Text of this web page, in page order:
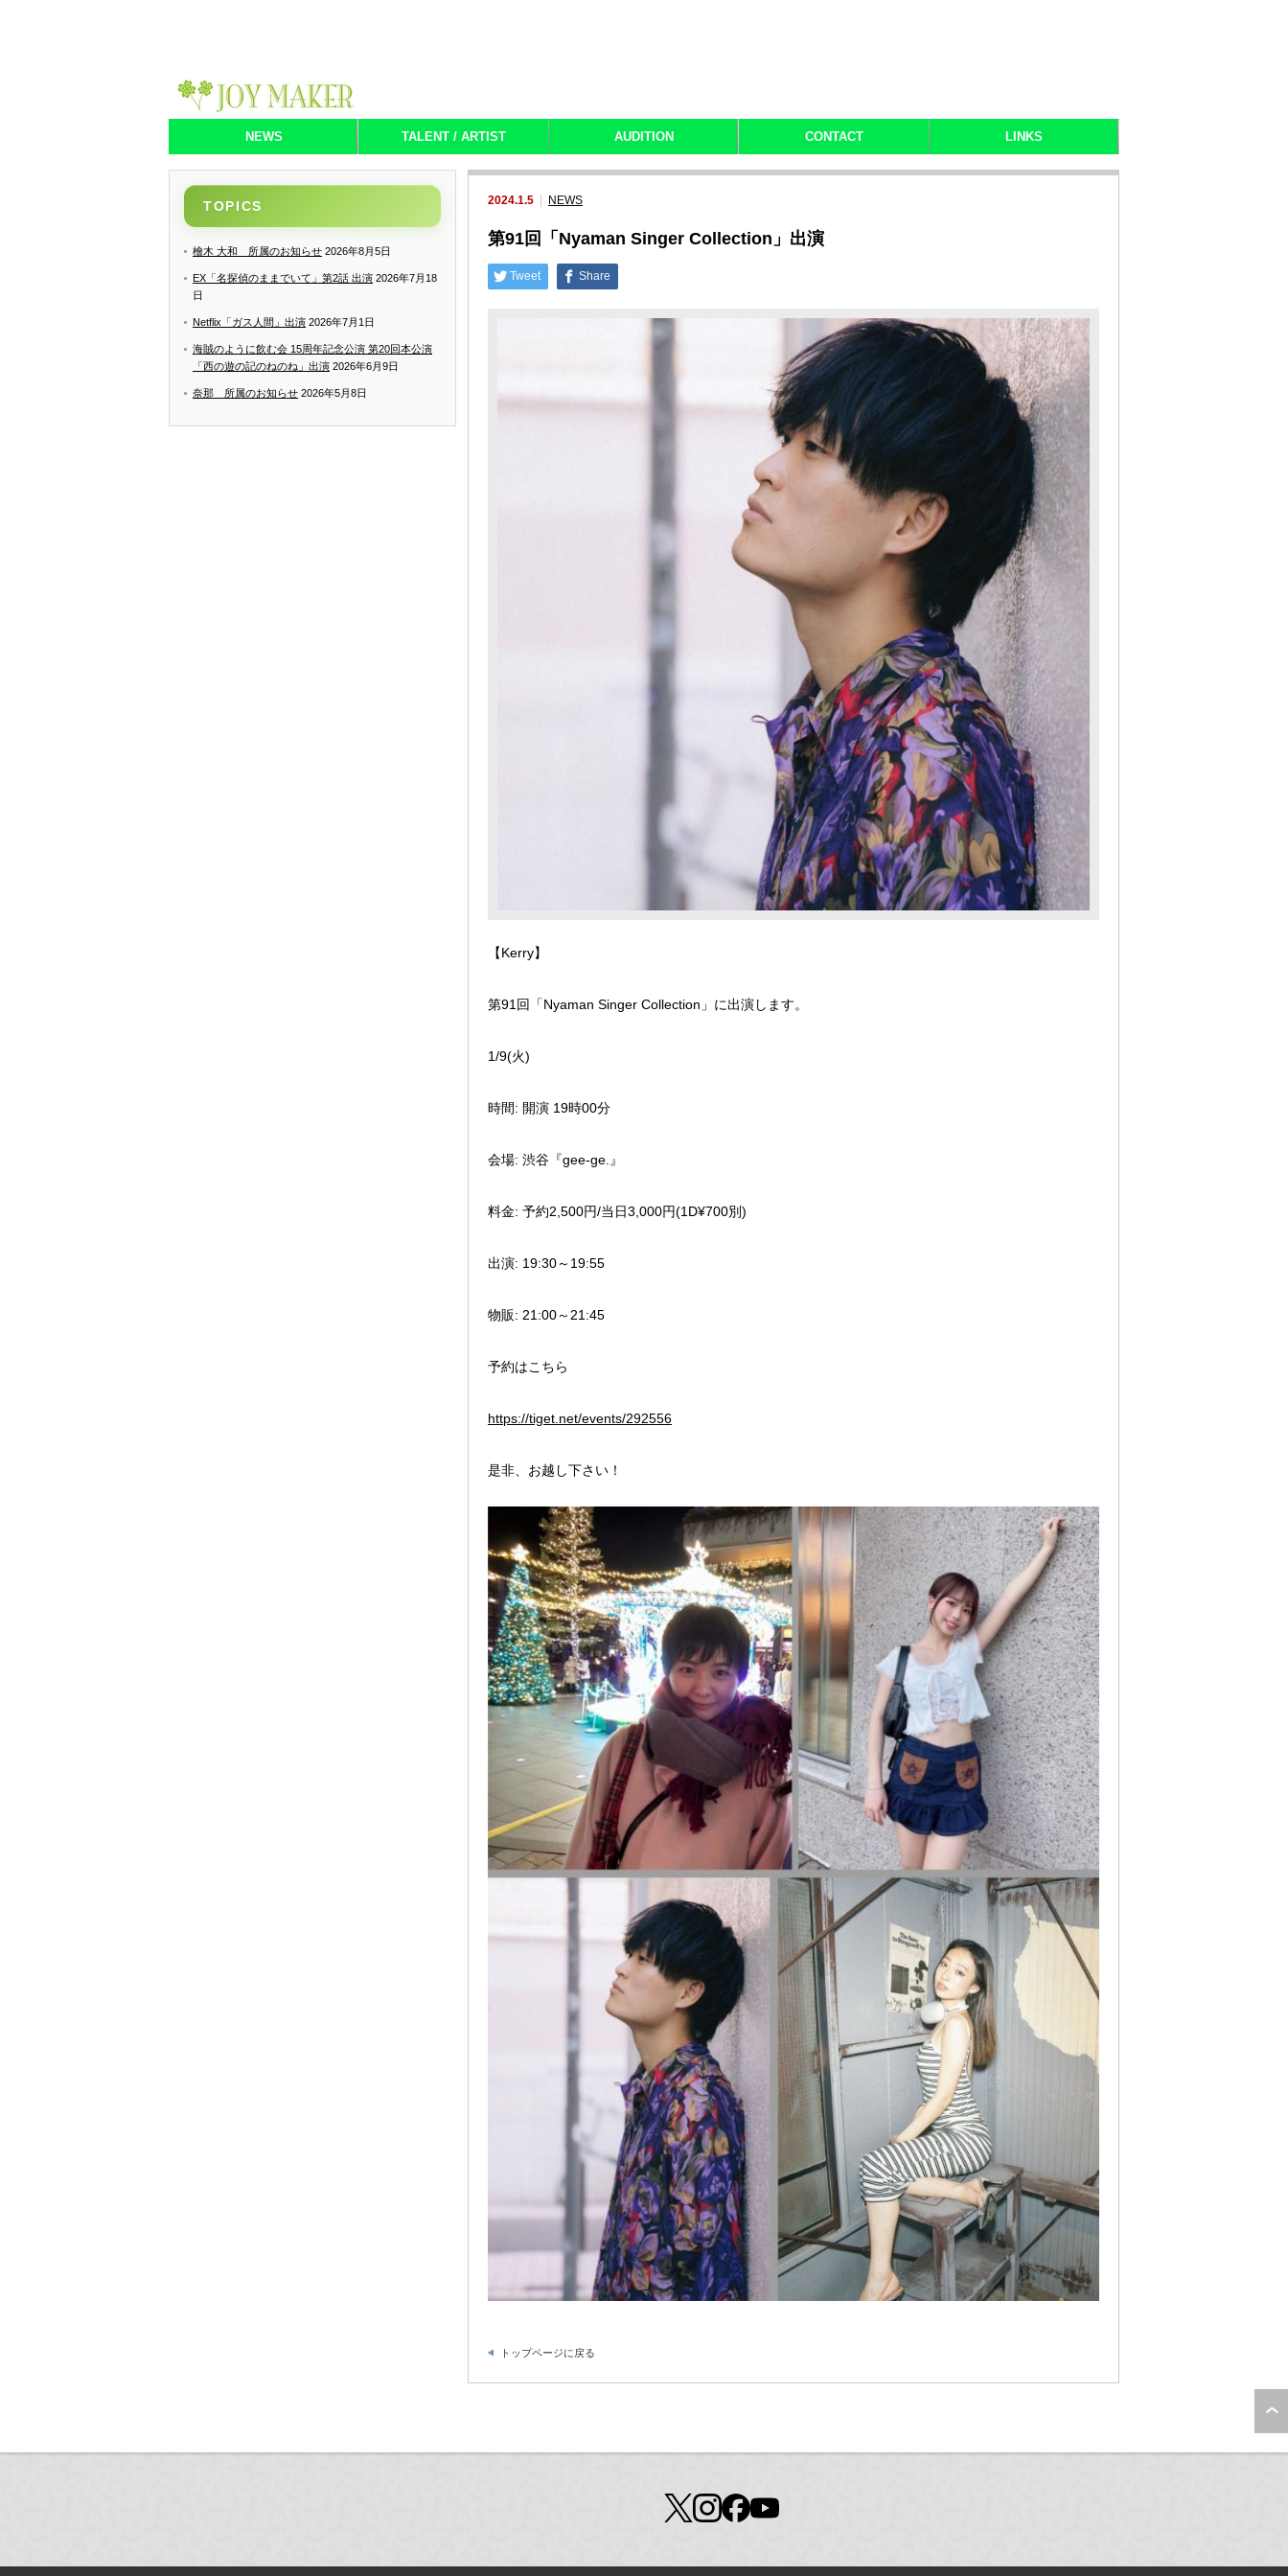
NEWS TALENT / ARTIST AUDITION CONTACT LINKS
2024.1.5 NEWS
第91回「Nyaman Singer Collection」出演
Tweet Share
【Kerry】
第91回「Nyaman Singer Collection」に出演します。
1/9(火)
時間: 開演 19時00分
会場: 渋谷『gee-ge.』
料金: 予約2,500円/当日3,000円(1D¥700別)
出演: 19:30～19:55
物販: 21:00～21:45
予約はこちら
https://tiget.net/events/292556
是非、お越し下さい！
トップページに戻る
TOPICS
檜木 大和 所属のお知らせ 2026年8月5日
EX「名探偵のままでいて」第2話 出演 2026年7月18
日
Netflix「ガス人間」出演 2026年7月1日
海賊のように飲む会 15周年記念公演 第20回本公演
「西の遊の記のねのね」出演 2026年6月9日
奈那 所属のお知らせ 2026年5月8日